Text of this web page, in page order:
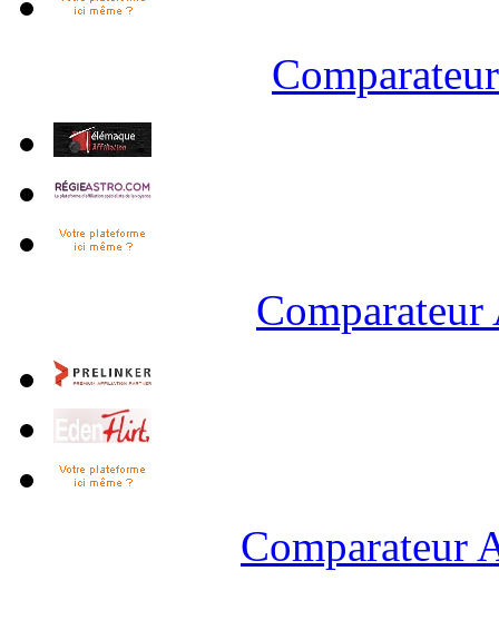
Comparateur